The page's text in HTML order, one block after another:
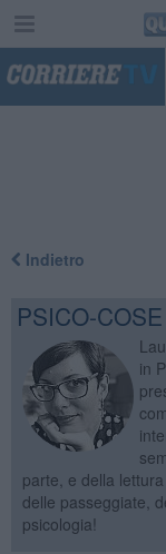
Indietro
PSICO-
in
parte, e della
delle passeggiate,
psicologia!